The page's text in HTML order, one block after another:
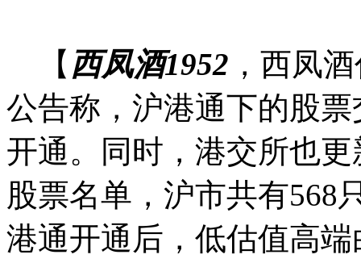
【 西凤酒1952 ，西凤
公告称，沪港通下的股
开通。同时，港交所也
股票名单，沪市共有568
港通开通后，低估值高